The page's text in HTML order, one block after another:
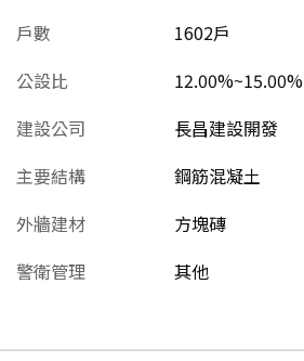
戶數
1602戶
公設比
12.00%~15.00%
建設公司
長昌建設開發
主要結構
鋼筋混凝土
外牆建材
方塊磚
警衛管理
其他